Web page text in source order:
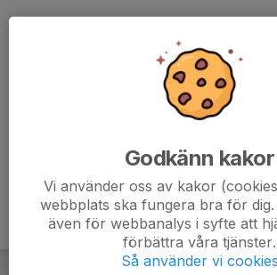
Godkänn kakor
Vi använder oss av kakor
webbplats ska fungera bra för dig.
även för webbanalys i syfte att
förbättra våra tjänster.
Så använder vi cookies